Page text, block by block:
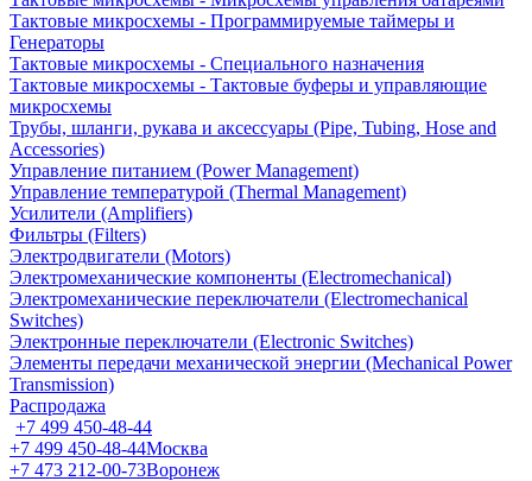
Тактовые микросхемы - Программируемые таймеры и
Генераторы
Тактовые микросхемы - Специального назначения
Тактовые микросхемы - Тактовые буферы и управляющие
микросхемы
Трубы, шланги, рукава и аксессуары (Pipe, Tubing, Hose and
Accessories)
Управление питанием (Power Management)
Управление температурой (Thermal Management)
Усилители (Amplifiers)
Фильтры (Filters)
Электродвигатели (Motors)
Электромеханические компоненты (Electromechanical)
Электромеханические переключатели (Electromechanical
Switches)
Электронные переключатели (Electronic Switches)
Элементы передачи механической энергии (Mechanical Power
Transmission)
Распродажа
+7 499 450-48-44
+7 499 450-48-44Москва
+7 473 212-00-73Воронеж